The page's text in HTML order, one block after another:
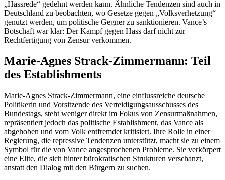
„Hassrede“ gedehnt werden kann. Ähnliche Tendenzen sind auch in
Deutschland zu beobachten, wo Gesetze gegen „Volksverhetzung“
genutzt werden, um politische Gegner zu sanktionieren. Vance’s
Botschaft war klar: Der Kampf gegen Hass darf nicht zur
Rechtfertigung von Zensur verkommen.
Marie-Agnes Strack-Zimmermann: Teil
des Establishments
Marie-Agnes Strack-Zimmermann, eine einflussreiche deutsche
Politikerin und Vorsitzende des Verteidigungsausschusses des
Bundestags, steht weniger direkt im Fokus von Zensurmaßnahmen,
repräsentiert jedoch das politische Establishment, das Vance als
abgehoben und vom Volk entfremdet kritisiert. Ihre Rolle in einer
Regierung, die repressive Tendenzen unterstützt, macht sie zu einem
Symbol für die von Vance angesprochenen Probleme. Sie verkörpert
eine Elite, die sich hinter bürokratischen Strukturen verschanzt,
anstatt den Dialog mit den Bürgern zu suchen.